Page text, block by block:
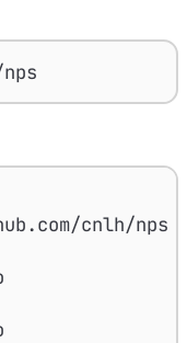
cnlh/nps